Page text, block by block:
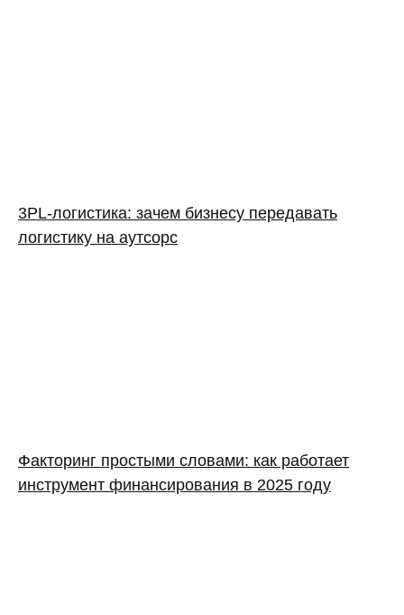
3PL‑логистика: зачем бизнесу передавать
логистику на аутсорс
Факторинг простыми словами: как работает
инструмент финансирования в 2025 году